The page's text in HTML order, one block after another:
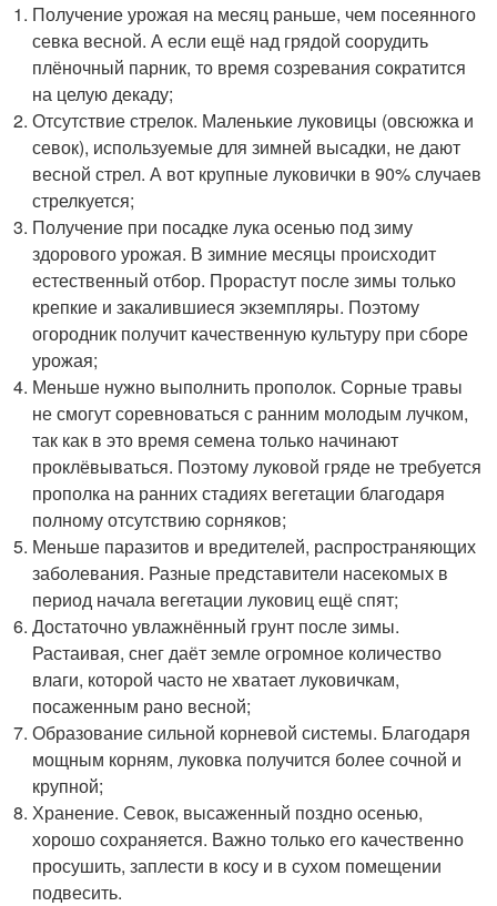
Получение урожая на месяц раньше, чем посеянного
севка весной. А если ещё над грядой соорудить
плёночный парник, то время созревания сократится
на целую декаду;
Отсутствие стрелок. Маленькие луковицы (овсюжка и
севок), используемые для зимней высадки, не дают
весной стрел. А вот крупные луковички в 90% случаев
стрелкуется;
Получение при посадке лука осенью под зиму
здорового урожая. В зимние месяцы происходит
естественный отбор. Прорастут после зимы только
крепкие и закалившиеся экземпляры. Поэтому
огородник получит качественную культуру при сборе
урожая;
Меньше нужно выполнить прополок. Сорные травы
не смогут соревноваться с ранним молодым лучком,
так как в это время семена только начинают
проклёвываться. Поэтому луковой гряде не требуется
прополка на ранних стадиях вегетации благодаря
полному отсутствию сорняков;
Меньше паразитов и вредителей, распространяющих
заболевания. Разные представители насекомых в
период начала вегетации луковиц ещё спят;
Достаточно увлажнённый грунт после зимы.
Растаивая, снег даёт земле огромное количество
влаги, которой часто не хватает луковичкам,
посаженным рано весной;
Образование сильной корневой системы. Благодаря
мощным корням, луковка получится более сочной и
крупной;
Хранение. Севок, высаженный поздно осенью,
хорошо сохраняется. Важно только его качественно
просушить, заплести в косу и в сухом помещении
подвесить.